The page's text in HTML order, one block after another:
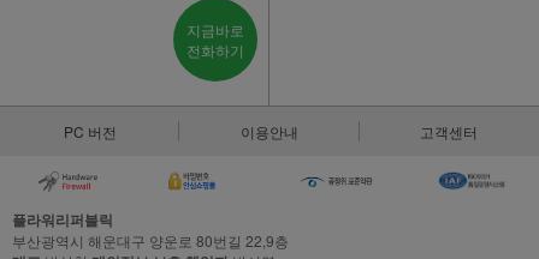
지금바로
전화하기
PC 버전 이용안내 고객센터
플라워리퍼블릭
부산광역시 해운대구 양운로 80번길 22,9층